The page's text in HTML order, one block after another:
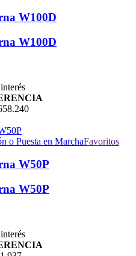
W100D
W100D
Favoritos
W50P
W50P